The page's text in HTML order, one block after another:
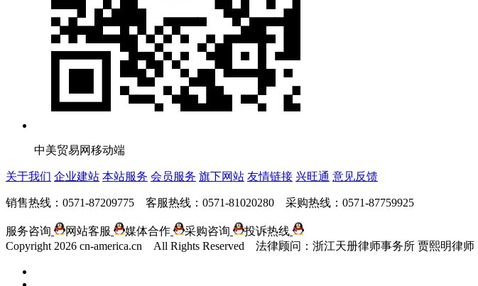
中美贸易网移动端
关于我们 企业建站 本站服务 会员服务 旗下网站 友情链接 兴旺通 意见反馈
销售热线：0571-87209775 客服热线：0571-81020280 采购热线：0571-87759925
服务咨询 网站客服 媒体合作 采购咨询
投诉热线
Copyright 2026 cn-america.cn All Rights Reserved 法律顾问：浙江天册律师事务所 贾熙明律师